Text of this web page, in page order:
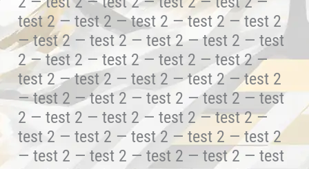
test 2 — test 2 — test 2 — test 2 — test 2
— test 2 — test 2 — test 2 — test 2 — test
2 — test 2 — test 2 — test 2 — test 2 —
test 2 — test 2 — test 2 — test 2 — test 2
— test 2 — test 2 — test 2 — test 2 — test
2 — test 2 — test 2 — test 2 — test 2 —
test 2 — test 2 — test 2 — test 2 — test 2
— test 2 — test 2 — test 2 — test 2 — test